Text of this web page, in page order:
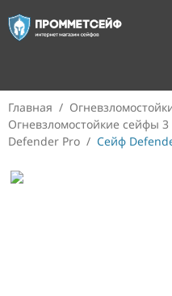
Главная /
Огневзломостойкие сейфы 3
Defender Pro / Сейф